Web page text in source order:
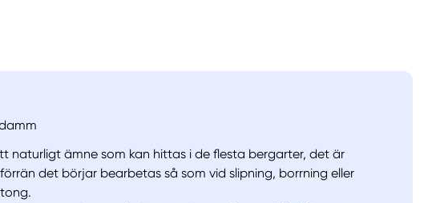
naturligt ämne som kan hittas i de flesta bergarter, det är
det börjar bearbetas så som vid slipning, borrning eller